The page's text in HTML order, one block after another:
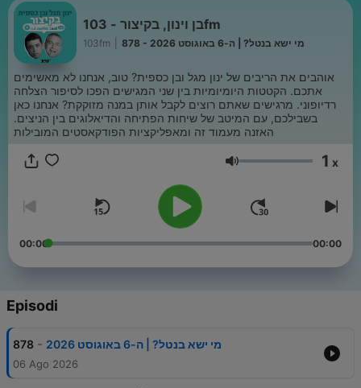
בן וינון, בקיצור - 103fm
103fm 878 - מי ישא בנטל? | ה-6 באוגוסט 2026
אוהבים את הריבים של ינון מגל ובן כספית? טוב, אנחנו לא מאשימים
אתכם. הקטטות היומיומיות בין שני המגישים הפכו לסיפור הצלחה
רדיופוני. מרגישים שאתם רוצים לקבל אותן במנה מזוקקת? אנחנו כאן
בשבילכם, עם המיטב של שיחות הפתיחה והדיאלוגים בין הניצים.
האזנה מעמוד זה ומאפליקציות הפודקאסטים המובילות
Volume 1 x
00:00 00:00
Episodi
878 - מי ישא בנטל? | ה-6 באוגוסט 2026
06 Ago 2026